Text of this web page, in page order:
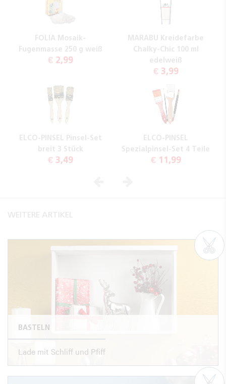
FOLIA Mosaik-
Fugenmasse 250 g weiß
€ 2,99
MARABU Kreidefarbe
Chalky-Chic 100 ml
edelweiß
€ 3,99
ELCO-PINSEL Pinsel-Set
breit 3 Stück
€ 3,49
ELCO-PINSEL
Spezialpinsel-Set 4 Teile
€ 11,99
WEITERE ARTIKEL
BASTELN
Lade mit Schliff und Pfiff